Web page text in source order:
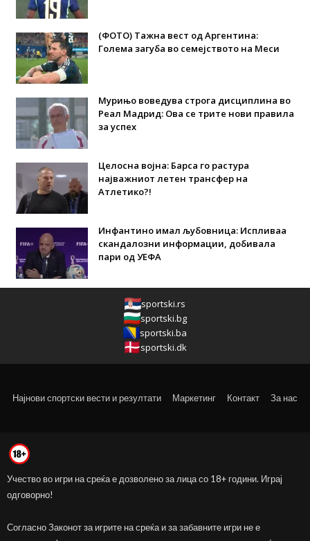
(ФОТО) Тажна вест од Аргентина:
Голема загуба во семејството на Меси
Мурињо воведува строга дисциплина во
Реал Мадрид: Ова се трите нови правила
за успех
Целосна војна: Барса го растура
најважниот летен трансфер на
Атлетико?!
Инфантино имал љубовница: Испливаа
скандалозни информации, добивала
пари од УЕФА
sportski.rs
sportski.bg
sportski.ba
sportski.dk
Најнови спортски вести и резултати Маркетинг Контакт За нас
Учество во игри на среќа е дозволено за лица со 18+ години. Играј
одговорно!
Согласно Законот за игрите на среќа и за забавните игри не е